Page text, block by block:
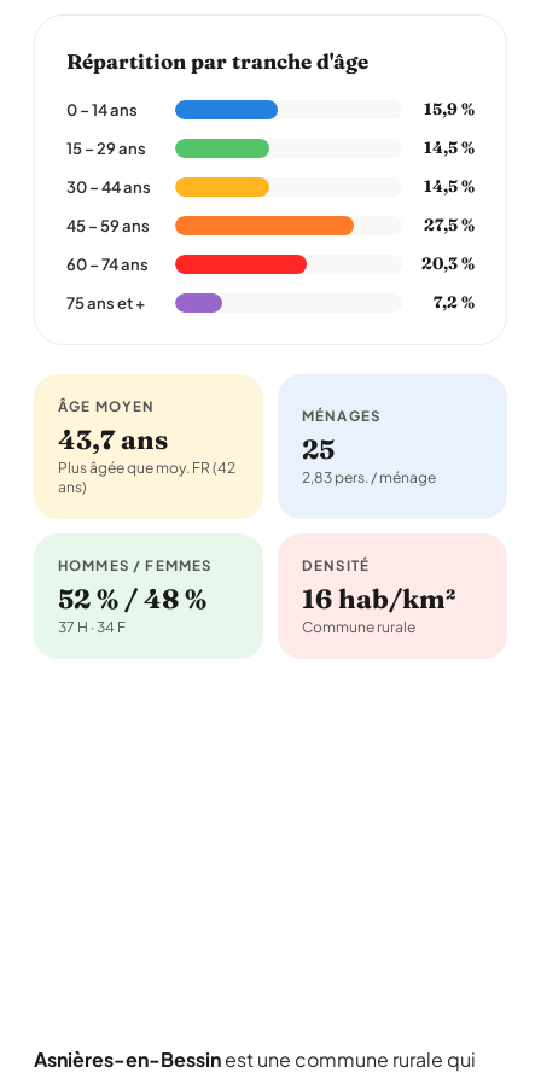
Répartition par tranche d'âge
0 – 14 ans 15,9 %
15 – 29 ans 14,5 %
30 – 44 ans 14,5 %
45 – 59 ans 27,5 %
60 – 74 ans 20,3 %
75 ans et + 7,2 %
ÂGE MOYEN
43,7 ans
Plus âgée que moy. FR (42
ans)
MÉNAGES
25
2,83 pers. / ménage
HOMMES / FEMMES
52 % / 48 %
37 H · 34 F
DENSITÉ
16 hab/km²
Commune rurale
Asnières-en-Bessinest une commune rurale qui